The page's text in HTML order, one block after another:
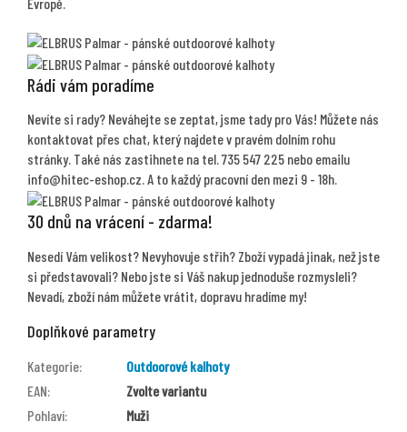
Rádi vám poradíme
Nevíte si rady? Neváhejte se zeptat, jsme tady pro Vás! Můžete nás
kontaktovat přes chat, který najdete v pravém dolním rohu
stránky. Také nás zastihnete na tel. 735 547 225 nebo emailu
info@hitec-eshop.cz. A to každý pracovní den mezi 9 - 18h.
30 dnů na vrácení - zdarma!
Nesedí Vám velikost? Nevyhovuje střih? Zboží vypadá jinak, než jste
si představovali? Nebo jste si Váš nakup jednoduše rozmysleli?
Nevadí, zboží nám můžete vrátit, dopravu hradíme my!
Doplňkové parametry
Kategorie:
Outdoorové kalhoty
EAN:
Zvolte variantu
Pohlaví:
Muži